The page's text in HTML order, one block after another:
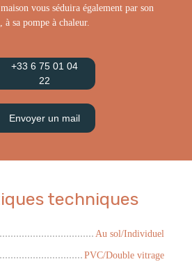
vous séduira également par son
sa pompe à chaleur.
+33 6 75 01 04
22
Envoyer un mail
techniques
Au sol/Individuel
PVC/Double vitrage